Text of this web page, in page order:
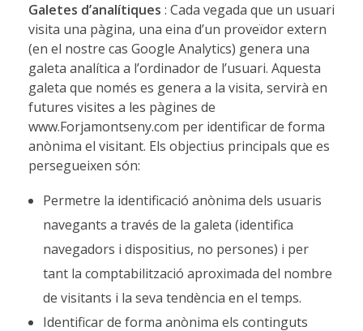
Galetes d’analítiques : Cada vegada que un usuari
visita una pàgina, una eina d’un proveïdor extern
(en el nostre cas Google Analytics) genera una
galeta analítica a l’ordinador de l’usuari. Aquesta
galeta que només es genera a la visita, servirà en
futures visites a les pàgines de
www.Forjamontseny.com per identificar de forma
anònima el visitant. Els objectius principals que es
persegueixen són:
Permetre la identificació anònima dels usuaris
navegants a través de la galeta (identifica
navegadors i dispositius, no persones) i per
tant la comptabilització aproximada del nombre
de visitants i la seva tendència en el temps.
Identificar de forma anònima els continguts